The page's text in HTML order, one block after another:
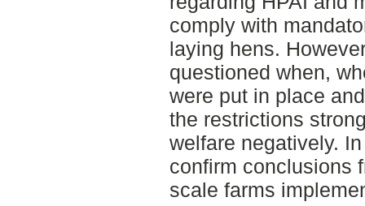
comply with
laying hens.
questioned when,
were put in place
the restrictions
welfare negatively.
confirm conclusions
scale farms